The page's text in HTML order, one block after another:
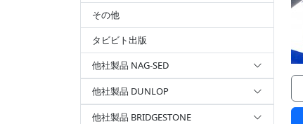
その他
タビビト出版
他社製品 NAG-SED
他社製品 DUNLOP
他社製品 BRIDGESTONE